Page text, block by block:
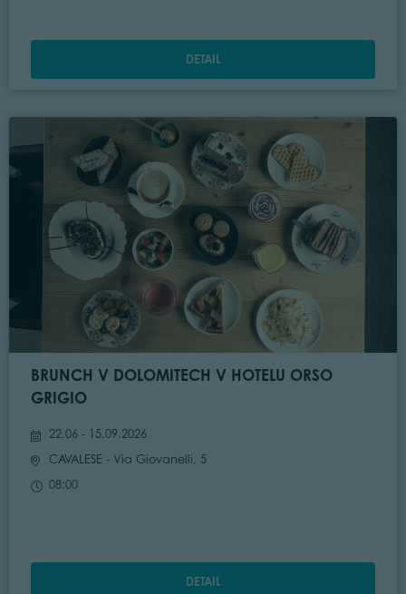
DETAIL
BRUNCH V DOLOMITECH V HOTELU ORSO
GRIGIO
22.06 - 15.09.2026
CAVALESE - Via Giovanelli, 5
08:00
DETAIL